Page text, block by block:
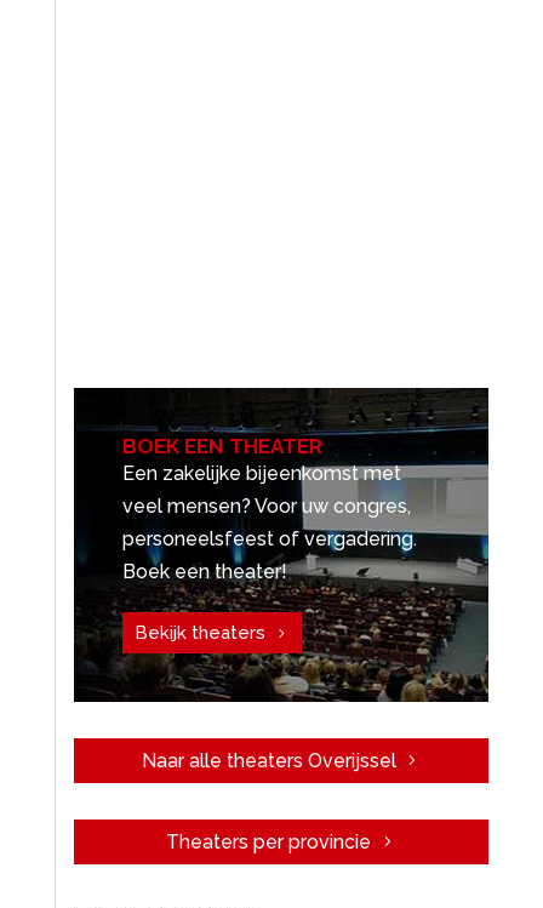
BOEK EEN THEATER
Een zakelijke bijeenkomst met
veel mensen? Voor uw congres,
personeelsfeest of vergadering.
Boek een theater!
Bekijk theaters
Naar alle theaters Overijssel
Theaters per provincie